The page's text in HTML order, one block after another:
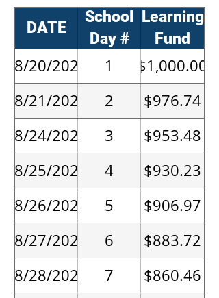
DATE
School
Day #
Learning
Fund
Amount
08/20/2026 1
$1,000.00
08/21/2026
2
$976.74
08/24/2026
3
$953.48
08/25/2026
4
$930.23
08/26/2026
5
$906.97
08/27/2026
6
$883.72
08/28/2026
7
$860.46